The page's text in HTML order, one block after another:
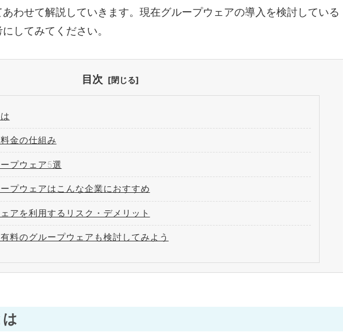
わせて解説していきます。現在グループウェアの導入を検討している
してみてください。
目次
金の仕組み
プウェア5選
プウェアはこんな企業におすすめ
アを利用するリスク・デメリット
料のグループウェアも検討してみよう